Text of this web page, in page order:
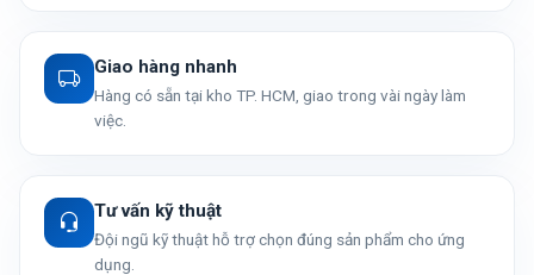
Giao hàng nhanh
Hàng có sẵn tại kho TP. HCM, giao trong vài ngày làm
việc.
Tư vấn kỹ thuật
Đội ngũ kỹ thuật hỗ trợ chọn đúng sản phẩm cho ứng
dụng.